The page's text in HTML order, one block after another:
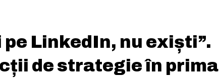
pe LinkedIn, nu exiști”.
de strategie în prima